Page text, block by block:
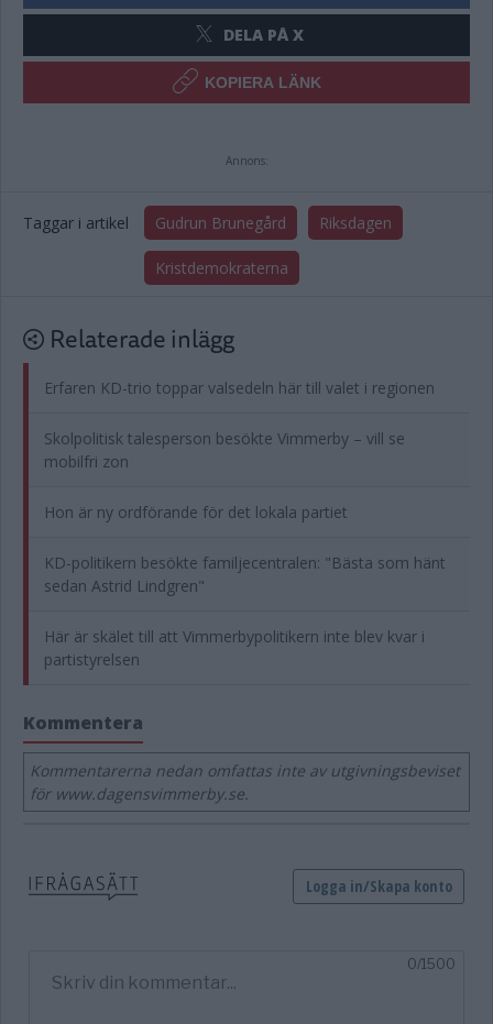
DELA PÅ X
KOPIERA LÄNK
Annons:
Taggar i artikel Gudrun Brunegård Riksdagen
Kristdemokraterna
Relaterade inlägg
Erfaren KD-trio toppar valsedeln här till valet i regionen
Skolpolitisk talesperson besökte Vimmerby – vill se
mobilfri zon
Hon är ny ordförande för det lokala partiet
KD-politikern besökte familjecentralen: "Bästa som hänt
sedan Astrid Lindgren"
Här är skälet till att Vimmerbypolitikern inte blev kvar i
partistyrelsen
Kommentera
Kommentarerna nedan omfattas inte av utgivningsbeviset
för www.dagensvimmerby.se.